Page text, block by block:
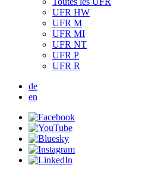
UFR HW
UFR M
UFR MI
UFR NT
UFR P
UFR R
de
en